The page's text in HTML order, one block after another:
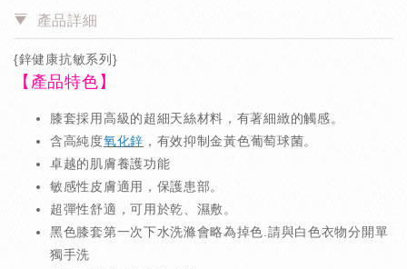
產品詳細
{鋅健康抗敏系列}
【產品特色】
膝套採用高級的超細天絲材料，有著細緻的觸感。
含高純度氧化鋅 ，有效抑制金黃色葡萄球菌。
卓越的肌膚養護功能
敏感性皮膚適用，保護患部。
超彈性舒適，可用於乾、濕敷。
黑色膝套第一次下水洗滌會略為掉色.請與白色衣物分開單
獨手洗